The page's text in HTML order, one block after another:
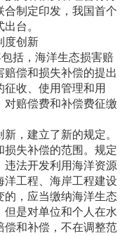
制定印发，我国首个
台。
创新
括，海洋生态损害赔
偿和损失补偿的提出
收、使用管理和用
赔偿费和补偿费征缴
，建立了新的规定。
失补偿的范围。规定
法开发利用海洋资源
工程、海岸工程建设
，应当缴纳海洋生态
是对单位和个人在水
和补偿，不在调整范